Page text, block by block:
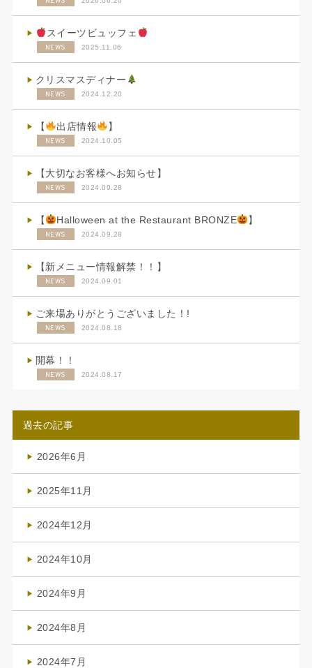
スイーツビュッフェ
NEWS 2025.11.06
クリスマスディナー
NEWS 2024.12.20
【 出店情報 】
NEWS 2024.10.05
【大切なお客様へお知らせ】
NEWS 2024.09.28
【 Halloween at the Restaurant BRONZE 】
NEWS 2024.09.28
【新メニュー情報解禁！！】
NEWS 2024.09.01
ご来場ありがとうございました！!
NEWS 2024.08.18
開幕！！
NEWS 2024.08.17
過去の記事
2026年6月
2025年11月
2024年12月
2024年10月
2024年9月
2024年8月
2024年7月